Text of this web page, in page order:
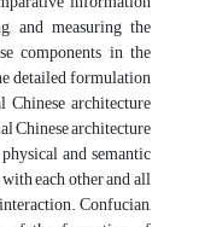
and measuring the
components in the
detailed formulation
architecture
Chinese architecture
and semantic
each other and all
Confucian,